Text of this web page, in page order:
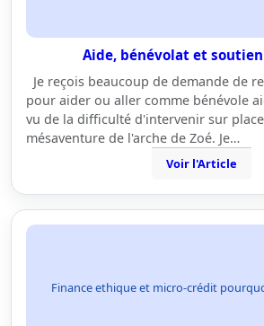
Aide, bénévolat et
Je reçois beaucoup de demande de
pour aider ou aller comme bénévole
vu de la difficulté d'intervenir sur
mésaventure de l'arche de Zoé. Je…
Voir l'Article
Finance ethique et micro-crédit